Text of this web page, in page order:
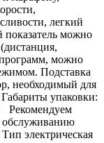
легкий
показатель можно
можно
Подставка
необходимый для
упаковки:
Рекомендуем
обслуживанию
электрическая